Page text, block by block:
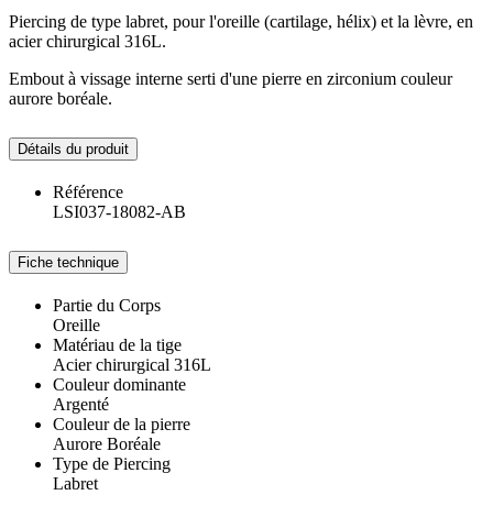
Piercing de type labret, pour l'oreille (cartilage, hélix) et la lèvre, en
acier chirurgical 316L.
Embout à vissage interne serti d'une pierre en zirconium couleur
aurore boréale.
Détails du produit
Référence
LSI037-18082-AB
Fiche technique
Partie du Corps
Oreille
Matériau de la tige
Acier chirurgical 316L
Couleur dominante
Argenté
Couleur de la pierre
Aurore Boréale
Type de Piercing
Labret